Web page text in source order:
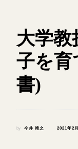
大学教
子を育
書)
by 今井 靖之 2021年2